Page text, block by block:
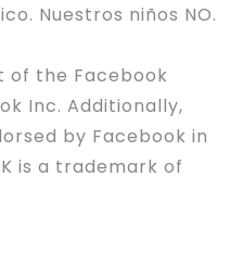
Nuestros niños NO.
of the Facebook
Inc. Additionally,
by Facebook in
is a trademark of